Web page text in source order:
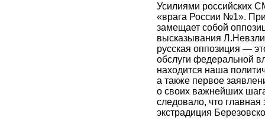
Усилиями российских
«врага России №1».
замещает собой
высказывания
русская оппозиция —
обслуги федеральной
находится наша
а также первое
о своих важнейших
следовало, что
экстрадиция